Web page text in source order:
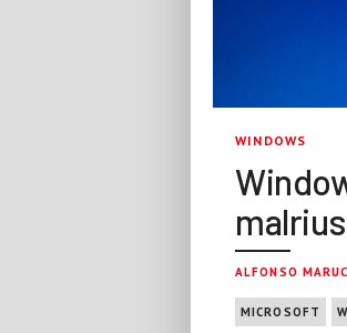
WINDOWS
ALFONSO
MICROSOFT